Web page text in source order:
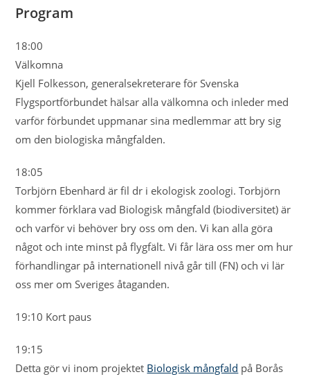
Program
18:00
Välkomna
Kjell Folkesson, generalsekreterare för Svenska
Flygsportförbundet hälsar alla välkomna och inleder med
varför förbundet uppmanar sina medlemmar att bry sig
om den biologiska mångfalden.
18:05
Torbjörn Ebenhard är fil dr i ekologisk zoologi. Torbjörn
kommer förklara vad Biologisk mångfald (biodiversitet) är
och varför vi behöver bry oss om den. Vi kan alla göra
något och inte minst på flygfält. Vi får lära oss mer om hur
förhandlingar på internationell nivå går till (FN) och vi lär
oss mer om Sveriges åtaganden.
19:10 Kort paus
19:15
Detta gör vi inom projektet Biologisk mångfald på Borås